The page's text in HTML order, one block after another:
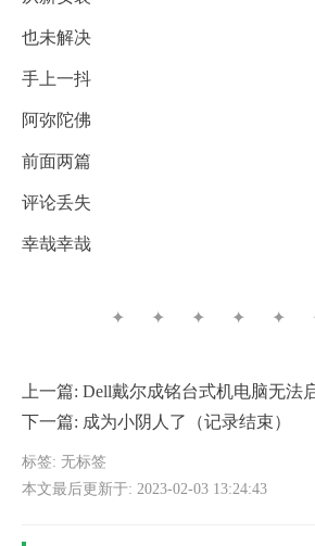
也未解决
手上一抖
阿弥陀佛
前面两篇
评论丢失
幸哉幸哉
✦ ✦ ✦ ✦ ✦
上一篇: Dell戴尔成铭台式机电脑无法
下一篇: 成为小阴人了（记录结束）
标签: 无标签
本文最后更新于: 2023-02-03 13:24:43